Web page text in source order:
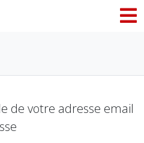
de votre adresse email